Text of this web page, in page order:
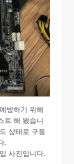
방하기 위해
트 해 봤습니
상태로 구동
.
사진입니다.